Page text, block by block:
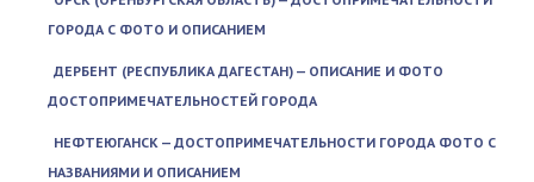
ГОРОДА С ФОТО И ОПИСАНИЕМ
ДЕРБЕНТ (РЕСПУБЛИКА ДАГЕСТАН) — ОПИСАНИЕ И ФОТО
ДОСТОПРИМЕЧАТЕЛЬНОСТЕЙ ГОРОДА
НЕФТЕЮГАНСК — ДОСТОПРИМЕЧАТЕЛЬНОСТИ ГОРОДА ФОТО С
НАЗВАНИЯМИ И ОПИСАНИЕМ